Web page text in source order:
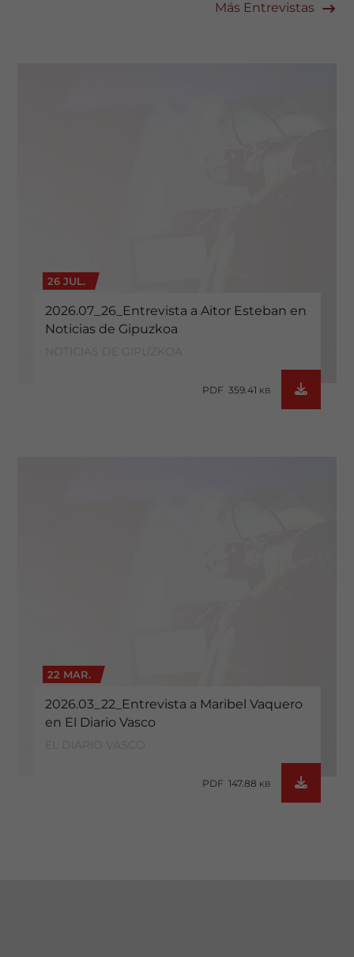
Más Entrevistas
26 JUL.
2026.07_26_Entrevista a Aitor Esteban en
Noticias de Gipuzkoa
PDF 359.41 KB
22 MAR.
2026.03_22_Entrevista a Maribel Vaquero
en El Diario Vasco
PDF 147.88 KB